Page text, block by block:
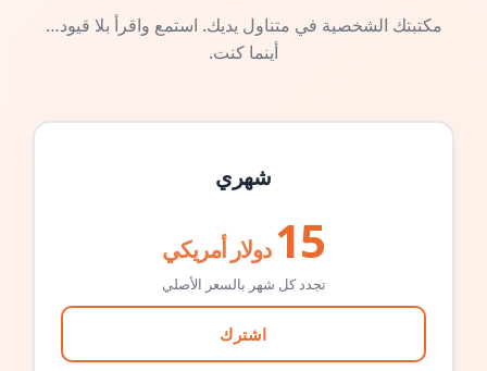
مكتبتك الشخصية في متناول يديك. استمع واقرأ بلا قيود…
أينما كنت.
شهري
15 دولار أمريكي
تجدد كل شهر بالسعر الأصلي
اشترك